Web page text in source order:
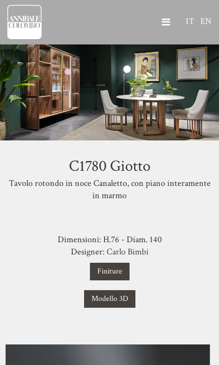
IT EN
C1780 Giotto
Tavolo rotondo in noce Canaletto, con piano interamente
in marmo
Dimensioni: H.76 - Diam. 140
Designer: Carlo Bimbi
Finiture
Modello 3D